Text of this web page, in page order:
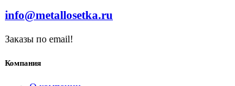
info@metallosetka.ru
Заказы по email!
Компания